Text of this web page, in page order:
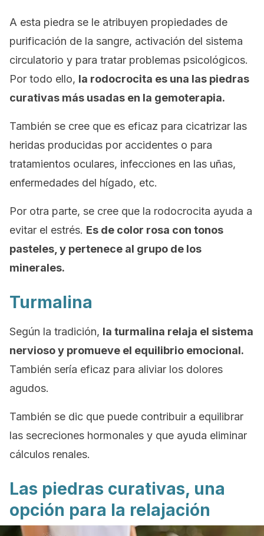
A esta piedra se le atribuyen propiedades de
purificación de la sangre, activación del sistema
circulatorio y para tratar problemas psicológicos.
Por todo ello, la rodocrocita es una las piedras
curativas más usadas en la gemoterapia.
También se cree que es eficaz para cicatrizar las
heridas producidas por accidentes o para
tratamientos oculares, infecciones en las uñas,
enfermedades del hígado, etc.
Por otra parte, se cree que la rodocrocita ayuda a
evitar el estrés. Es de color rosa con tonos
pasteles, y pertenece al grupo de los
minerales.
Turmalina
Según la tradición, la turmalina relaja el sistema
nervioso y promueve el equilibrio emocional.
También sería eficaz para aliviar los dolores
agudos.
También se dic que puede contribuir a equilibrar
las secreciones hormonales y que ayuda eliminar
cálculos renales.
Las piedras curativas, una
opción para la relajación